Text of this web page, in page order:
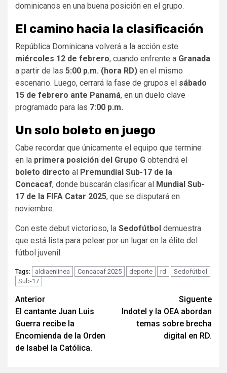
dominicanos en una buena posición en el grupo.
El camino hacia la clasificación
República Dominicana volverá a la acción este
miércoles 12 de febrero, cuando enfrente a Granada
a partir de las 5:00 p.m. (hora RD) en el mismo
escenario. Luego, cerrará la fase de grupos el sábado
15 de febrero ante Panamá, en un duelo clave
programado para las 7:00 p.m.
Un solo boleto en juego
Cabe recordar que únicamente el equipo que termine
en la primera posición del Grupo G obtendrá el
boleto directo al Premundial Sub-17 de la
Concacaf, donde buscarán clasificar al Mundial Sub-
17 de la FIFA Catar 2025, que se disputará en
noviembre.
Con este debut victorioso, la Sedofútbol demuestra
que está lista para pelear por un lugar en la élite del
fútbol juvenil.
Tags: aldiaenlinea Concacaf 2025 deporte rd
Sedofútbol
Sub-17
Navegación
de
entradas
Anterior
El cantante Juan Luis
Guerra recibe la
Encomienda de la Orden
de Isabel la Católica.
Siguente
Indotel y la OEA abordan
temas sobre brecha
digital en RD.